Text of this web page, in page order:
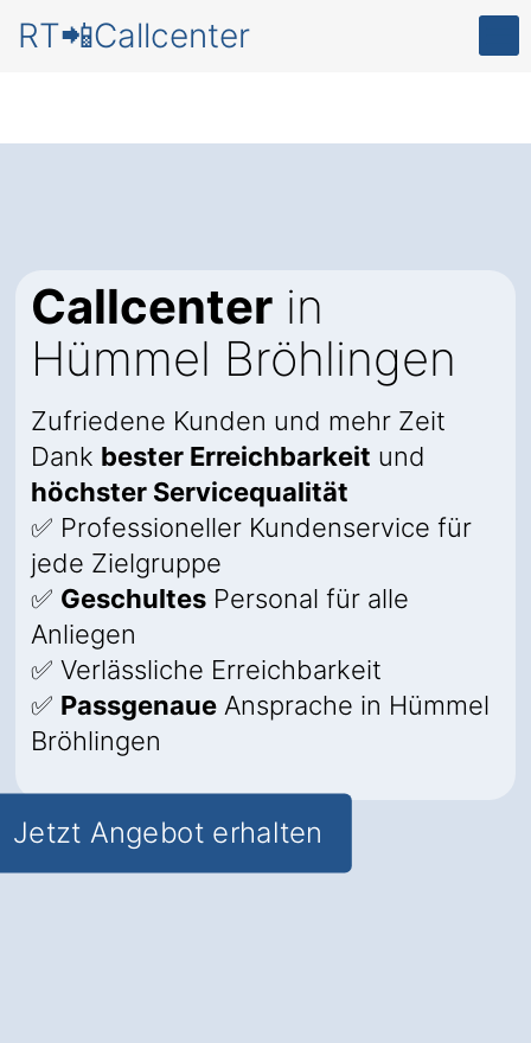
RT📲Callcenter
Callcenter in
Hümmel Bröhlingen
Zufriedene Kunden und mehr Zeit
Dank bester Erreichbarkeit und
höchster Servicequalität
✅ Professioneller Kundenservice für
jede Zielgruppe
✅ Geschultes Personal für alle
Anliegen
✅ Verlässliche Erreichbarkeit
✅ Passgenaue Ansprache in Hümmel
Bröhlingen
Jetzt Angebot erhalten